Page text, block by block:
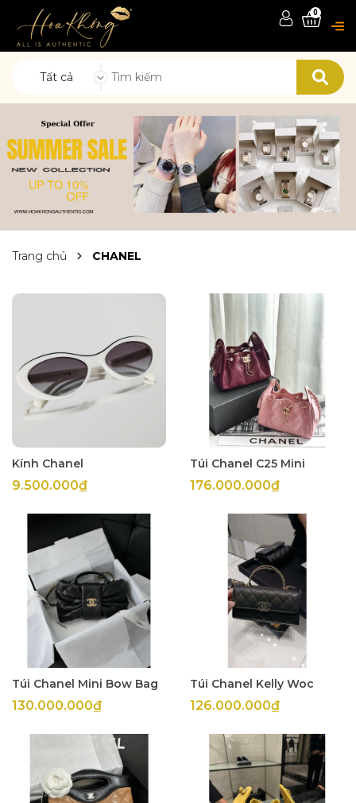
Tất cả
0
Trang chủ CHANEL
Kính Chanel
9.500.000₫
Túi Chanel C25 Mini
176.000.000₫
Túi Chanel Mini Bow Bag
130.000.000₫
Túi Chanel Kelly Woc
126.000.000₫